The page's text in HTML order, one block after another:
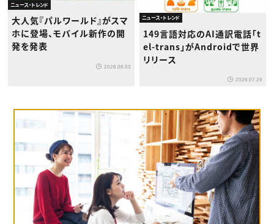
ニュース・トレンド
大人気『パルワールド』がスマ
ホに登場、モバイル新作の開
発を発表
2026.08.03
ニュース・トレンド
149言語対応のAI通訳電話「t
el-trans」がAndroidで世界
リリース
2026.07.29